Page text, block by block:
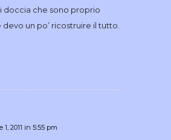
doccia che sono proprio
devo un po’ ricostruire il tutto.
1, 2011 in 5:55 pm